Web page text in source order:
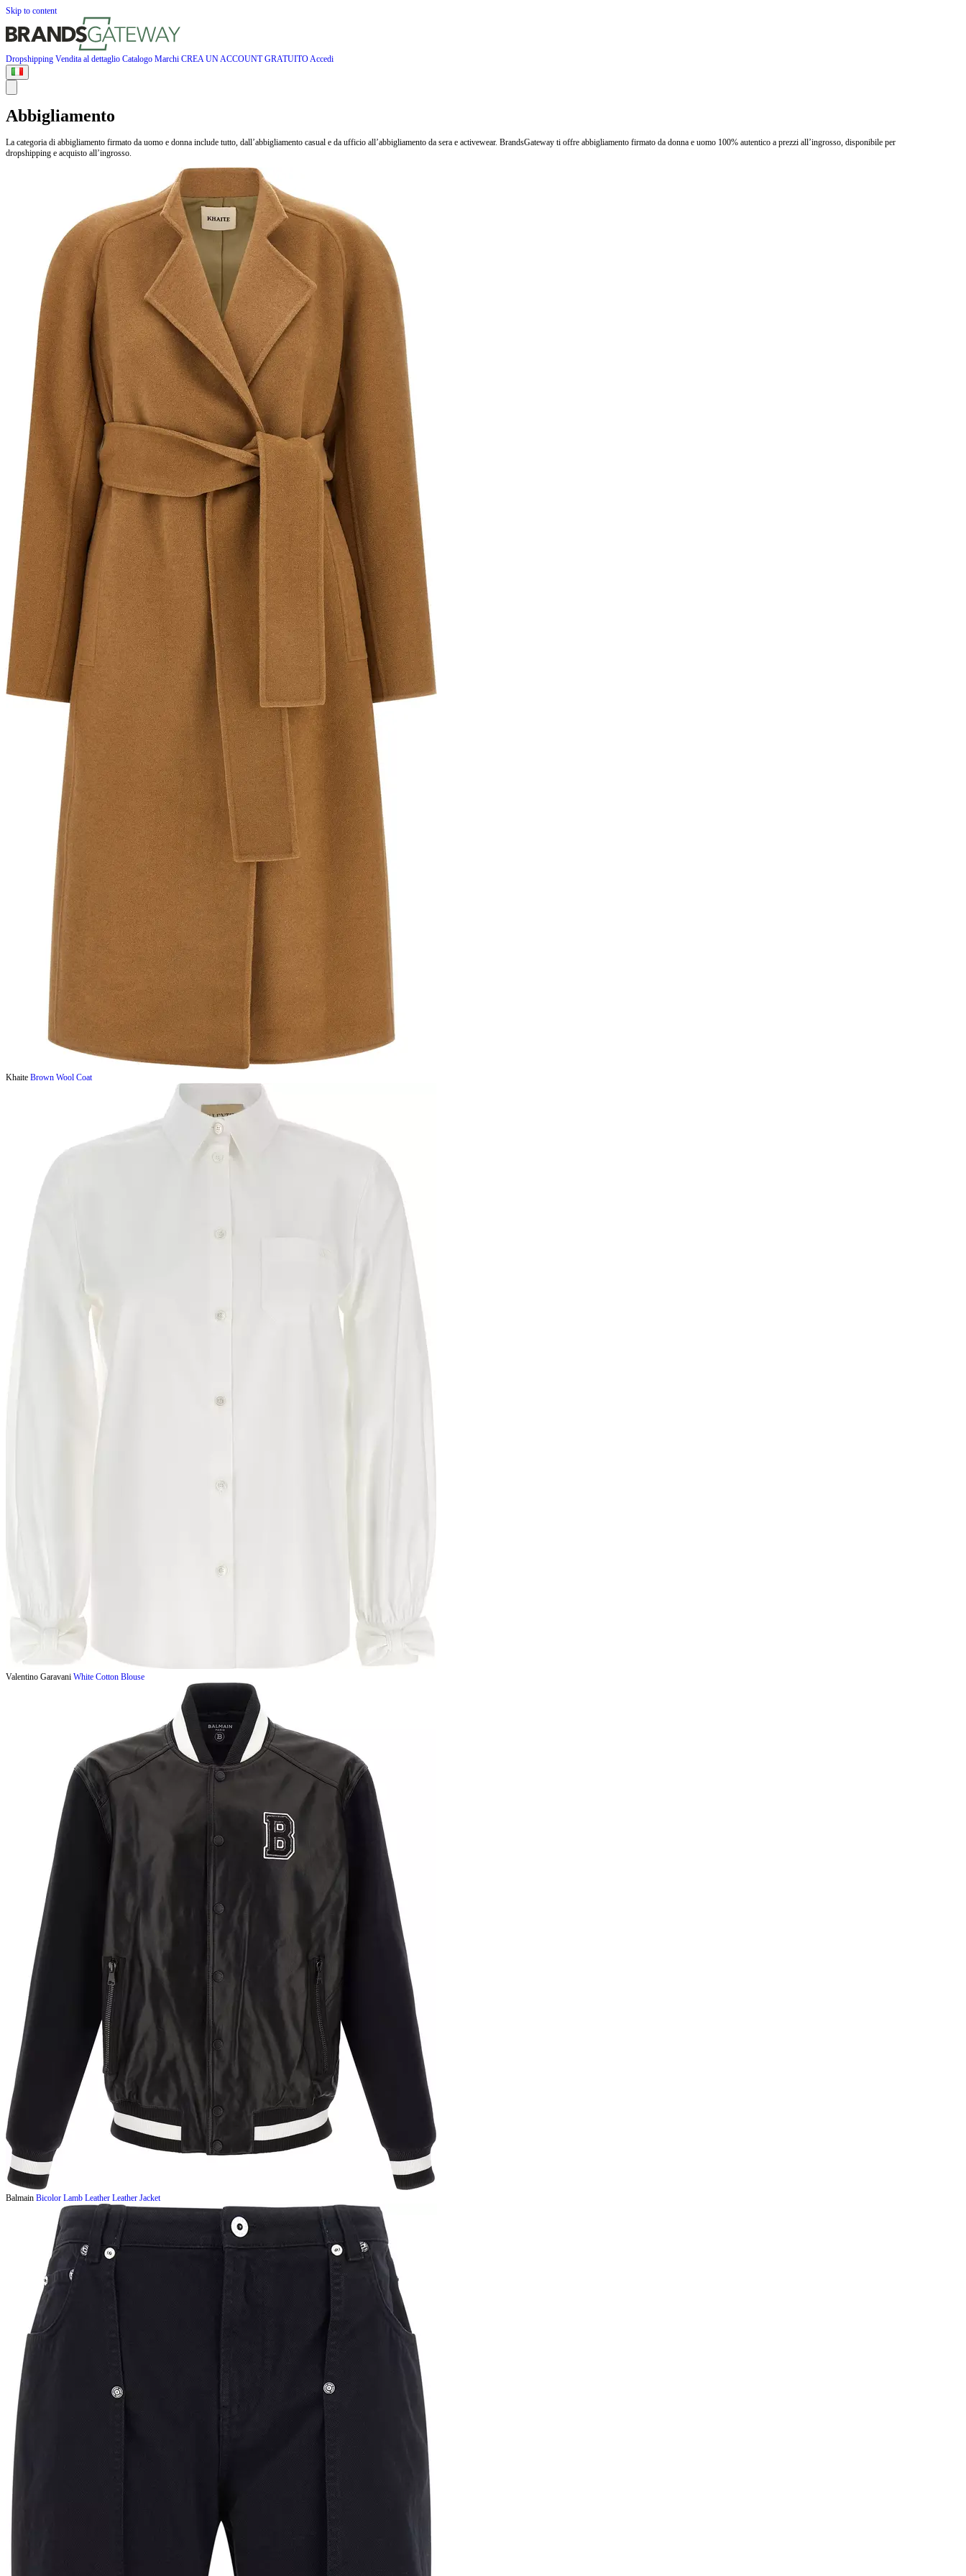
Skip to content
Dropshipping Vendita al dettaglio Catalogo Marchi CREA UN ACCOUNT GRATUITOAccedi
Abbigliamento
La categoria di abbigliamento firmato da uomo e donna include tutto, dall’abbigliamento casual e da ufficio all’abbigliamento da sera e activewear. BrandsGateway ti offre abbigliamento firmato da donna e uomo 100% autentico a prezzi all’ingrosso, disponibile per
dropshipping e acquisto all’ingrosso.
Khaite Brown Wool Coat
Valentino Garavani White Cotton Blouse
Balmain Bicolor Lamb Leather Leather Jacket